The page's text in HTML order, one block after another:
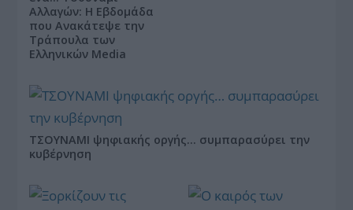
Αλλαγών: Η Εβδομάδα
που Ανακάτεψε την
Τράπουλα των
Ελληνικών Media
ΤΣΟΥΝΑΜΙ ψηφιακής οργής… συμπαρασύρει την
κυβέρνηση